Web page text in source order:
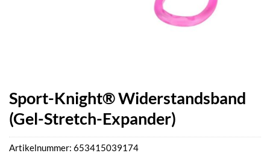
Sport-Knight® Widerstandsband
(Gel-Stretch-Expander)
Artikelnummer: 653415039174